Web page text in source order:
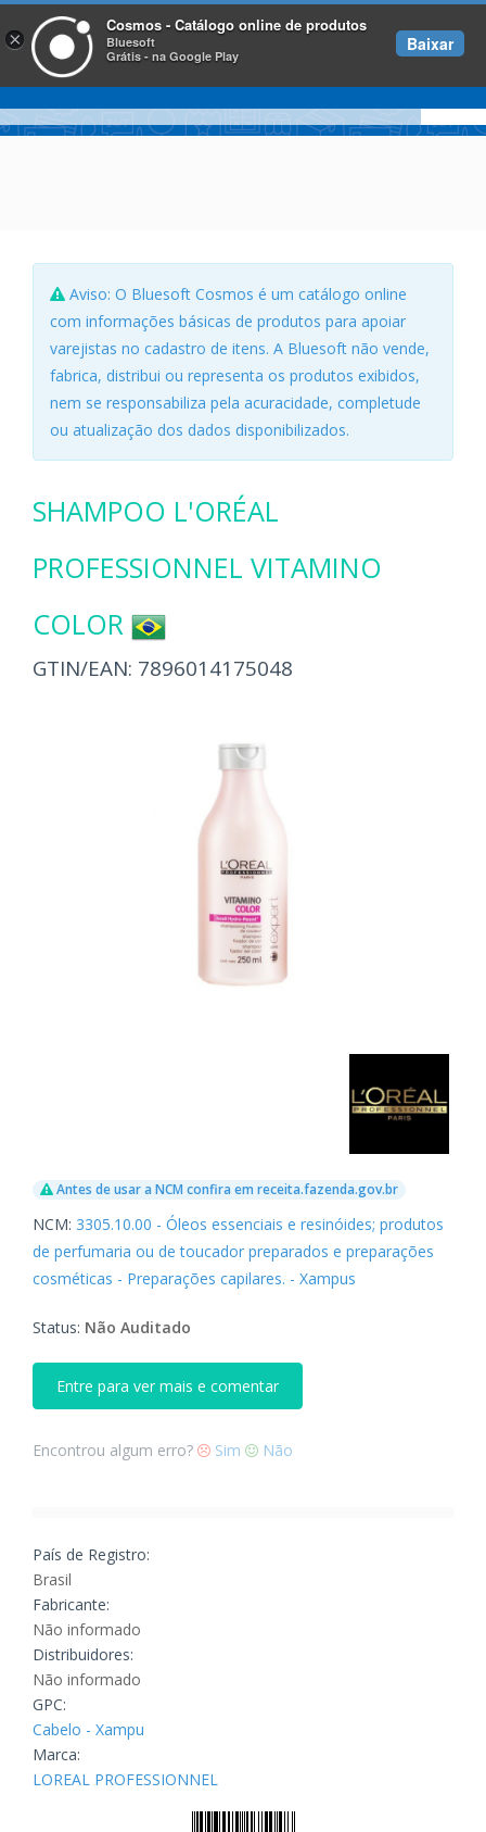
Aviso: O Bluesoft Cosmos é um catálogo online
com informações básicas de produtos para apoiar
varejistas no cadastro de itens. A Bluesoft não vende,
fabrica, distribui ou representa os produtos exibidos,
nem se responsabiliza pela acuracidade, completude
ou atualização dos dados disponibilizados.
SHAMPOO L'ORÉAL
PROFESSIONNEL VITAMINO
COLOR
GTIN/EAN: 7896014175048
Antes de usar a NCM confira em receita.fazenda.gov.br
NCM: 3305.10.00 - Óleos essenciais e resinóides; produtos
de perfumaria ou de toucador preparados e preparações
cosméticas - Preparações capilares. - Xampus
Status: Não Auditado
Entre para ver mais e comentar
Encontrou algum erro? Sim Não
País de Registro:
Brasil
Fabricante:
Não informado
Distribuidores:
Não informado
GPC:
Cabelo - Xampu
Marca:
LOREAL PROFESSIONNEL
×
Cosmos - Catálogo online de produtos
Bluesoft
Grátis - na Google Play
Baixar